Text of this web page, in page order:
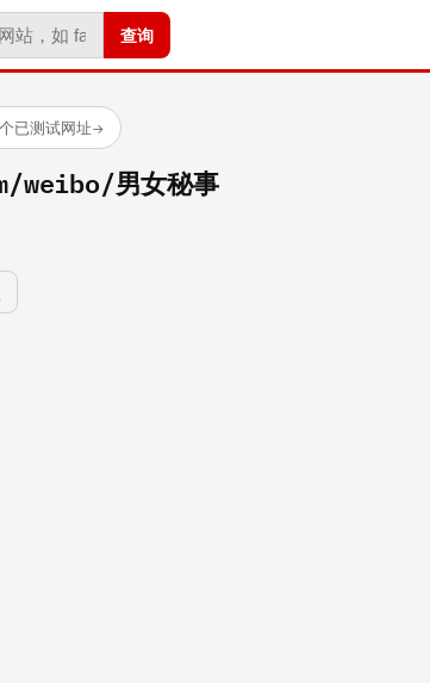
查询
已测试网址→
男女秘事